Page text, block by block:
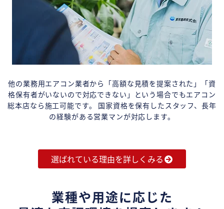
他の業務用エアコン業者から「高額な見積を提案された」「資
格保有者がいないので対応できない」という場合でもエアコン
総本店なら施工可能です。 国家資格を保有したスタッフ、長年
の経験がある営業マンが対応します。
選ばれている理由を詳しくみる
業種や用途に応じた